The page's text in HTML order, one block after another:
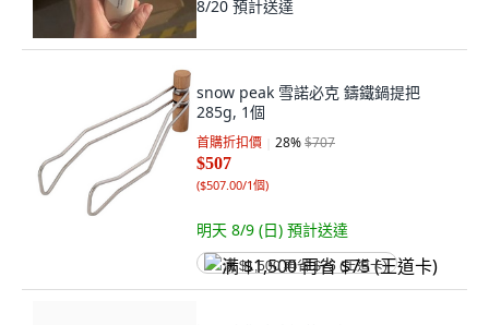
285g, 1個
首購折扣價
$507
($507.00/1個
满 $1,500 再省 $75 (王道卡)